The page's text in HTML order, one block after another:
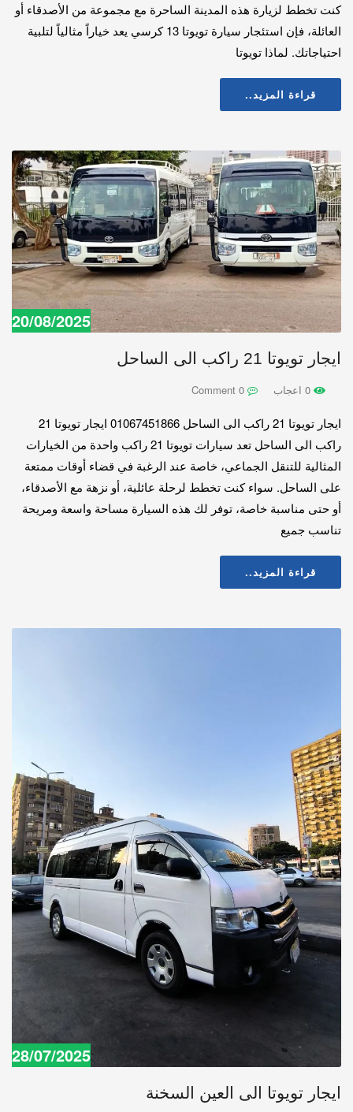
كنت تخطط لزيارة هذه المدينة الساحرة مع مجموعة من الأصدقاء أو
العائلة، فإن استئجار سيارة تويوتا 13 كرسي يعد خياراً مثالياً لتلبية
احتياجاتك. لماذا تويوتا
قراءة المزيد..
20/08/2025
ايجار تويوتا 21 راكب الى الساحل
ايجار تويوتا 21 راكب الى الساحل 01067451866 ايجار تويوتا 21
راكب الى الساحل تعد سيارات تويوتا 21 راكب واحدة من الخيارات
المثالية للتنقل الجماعي، خاصة عند الرغبة في قضاء أوقات ممتعة
على الساحل. سواء كنت تخطط لرحلة عائلية، أو نزهة مع الأصدقاء،
أو حتى مناسبة خاصة، توفر لك هذه السيارة مساحة واسعة ومريحة
تناسب جميع
قراءة المزيد..
28/07/2025
ايجار تويوتا الى العين السخنة